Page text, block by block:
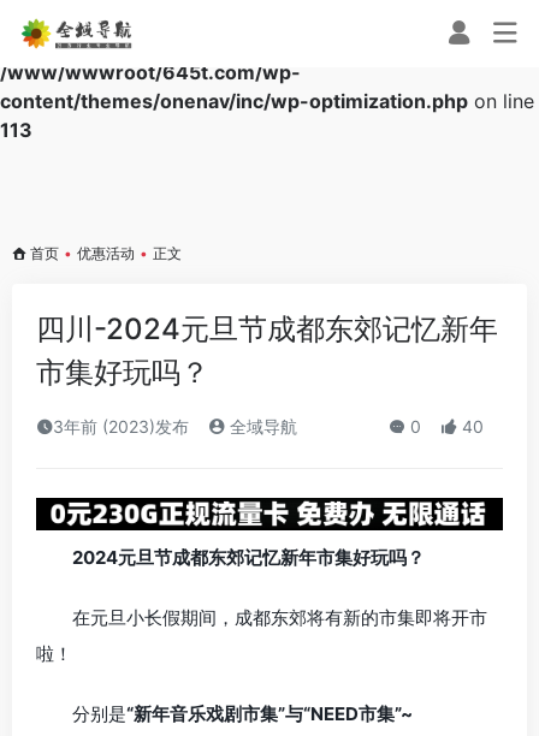
Warning: Array to string conversion in
/www/wwwroot/645t.com/wp-
content/themes/onenav/inc/wp-optimization.php on line
113
首页 • 优惠活动 • 正文
四川-2024元旦节成都东郊记忆新年
市集好玩吗？
3年前 (2023)发布 全域导航 0 40
2024元旦节成都东郊记忆新年市集好玩吗？
在元旦小长假期间，成都东郊将有新的市集即将开市
啦！
分别是“新年音乐戏剧市集”与“NEED市集”~